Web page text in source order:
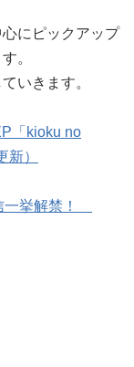
にピックアップ
。
いきます。
「kioku no
）
一挙解禁！